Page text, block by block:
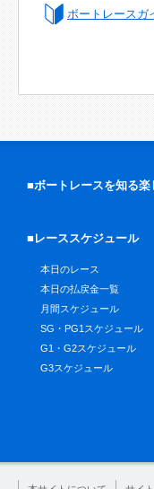
ボートレースガ
■ボートレースを知る楽
■レーススケジュール
本日のレース
本日の払戻金一覧
月間スケジュール
SG・PG1スケジュール
G1・G2スケジュール
G3スケジュール